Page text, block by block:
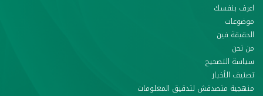
اعرف بنفسك
موضوعات
الحقيقة فين
من نحن
سياسة التصحيح
تصنيف الأخبار
منهجية متصدقش لتدقيق المعلومات